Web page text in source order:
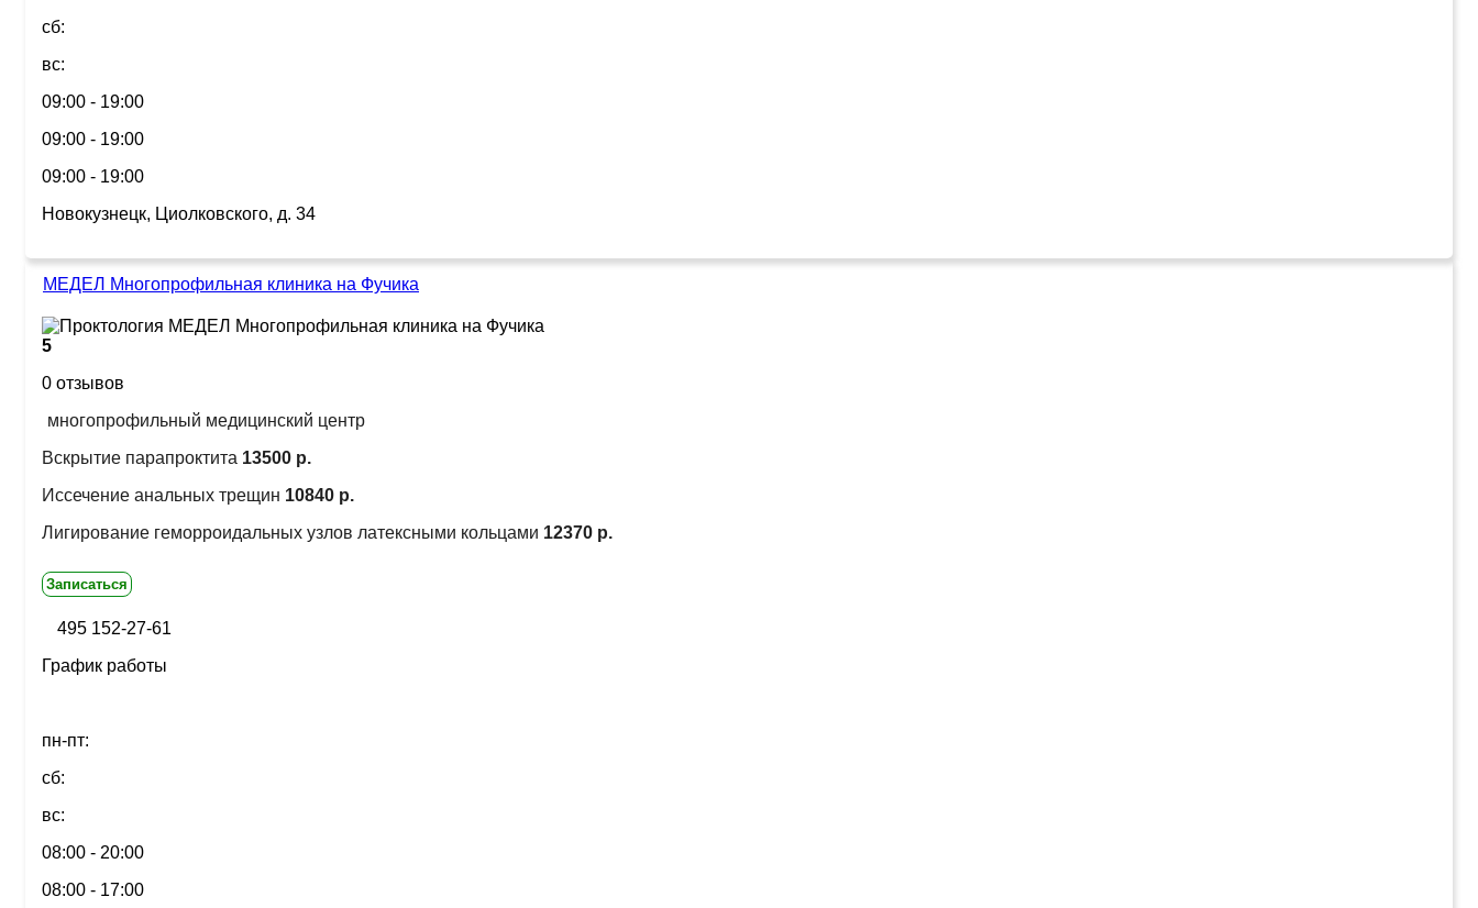
сб:
вс:
09:00 - 19:00
09:00 - 19:00
09:00 - 19:00
Новокузнецк, Циолковского, д. 34
МЕДЕЛ Многопрофильная клиника на Фучика
5
0 отзывов
многопрофильный медицинский центр
Вскрытие парапроктита 13500 р.
Иссечение анальных трещин 10840 р.
Лигирование геморроидальных узлов латексными кольцами 12370 р.
Записаться
495 152-27-61
График работы
пн-пт:
сб:
вс:
08:00 - 20:00
08:00 - 17:00